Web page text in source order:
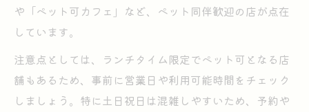
や「ペット可カフェ」など、ペット同伴歓迎の店が点在
しています。
注意点としては、ランチタイム限定でペット可となる店
舗もあるため、事前に営業日や利用可能時間をチェック
しましょう。特に土日祝日は混雑しやすいため、予約や